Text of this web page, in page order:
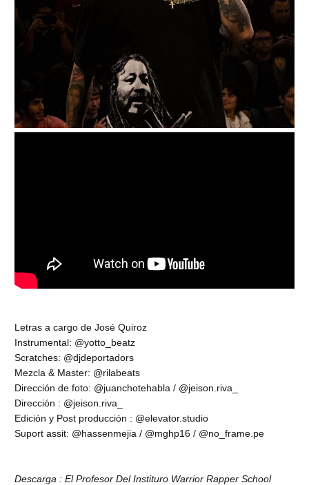
Letras a cargo de José Quiroz
Instrumental: @yotto_beatz
Scratches: @djdeportadors
Mezcla & Master: @rilabeats
Dirección de foto: @juanchotehabla / @jeison.riva_
Dirección : @jeison.riva_
Edición y Post producción : @elevator.studio
Suport assit: @hassenmejia / @mghp16 / @no_frame.pe
Descarga : El Profesor Del Instituro Warrior Rapper School